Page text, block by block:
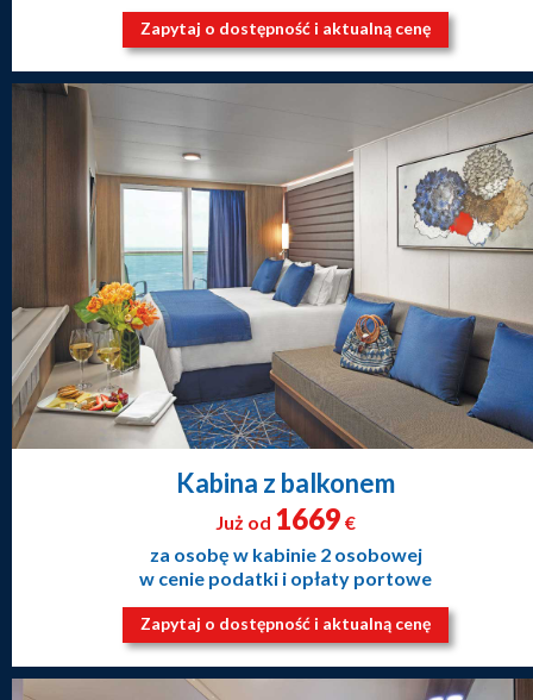
Zapytaj o dostępność i aktualną cenę
Kabina z balkonem
Już od 1669 €
za osobę w kabinie 2 osobowej
w cenie podatki i opłaty portowe
Zapytaj o dostępność i aktualną cenę